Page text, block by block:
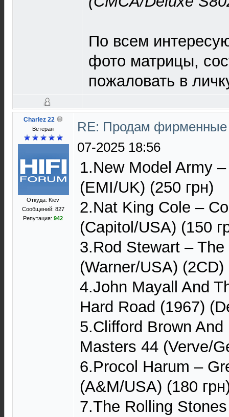
По всем
фото матрицы,
пожаловать в
Charlez 22
Ветеран
Откуда: Kiev
Сообщений: 827
Репутация:942
RE: Продам фирменные
07-2025 18:56
1.New Model Army
(EMI/UK) (250 грн)
2.Nat King Cole –
(Capitol/USA) (150
3.Rod Stewart –
(Warner/USA) (2CD)
4.John Mayall And
Hard Road (1967)
5.Clifford Brown
Masters 44 (Verve/
6.Procol Harum –
(A&M/USA) (180
7.The Rolling